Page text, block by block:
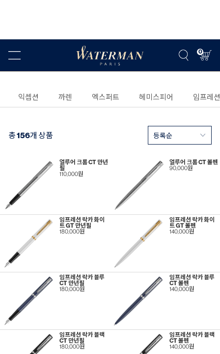
0
익셉션 까렌 엑스퍼트 헤미스피어 임프레션
총156개 상품
얼루어 크롬 CT 만년
필
110,000원
얼루어 크롬 CT 볼펜
90,000원
임프레션 락카 화이
트 GT 만년필
180,000원
임프레션 락카 화이
트 GT 볼펜
140,000원
임프레션 락카 블루
CT 만년필
180,000원
임프레션 락카 블루
CT 볼펜
140,000원
임프레션 락카 블랙
CT 만년필
180,000원
임프레션 락카 블랙
CT 볼펜
140,000원